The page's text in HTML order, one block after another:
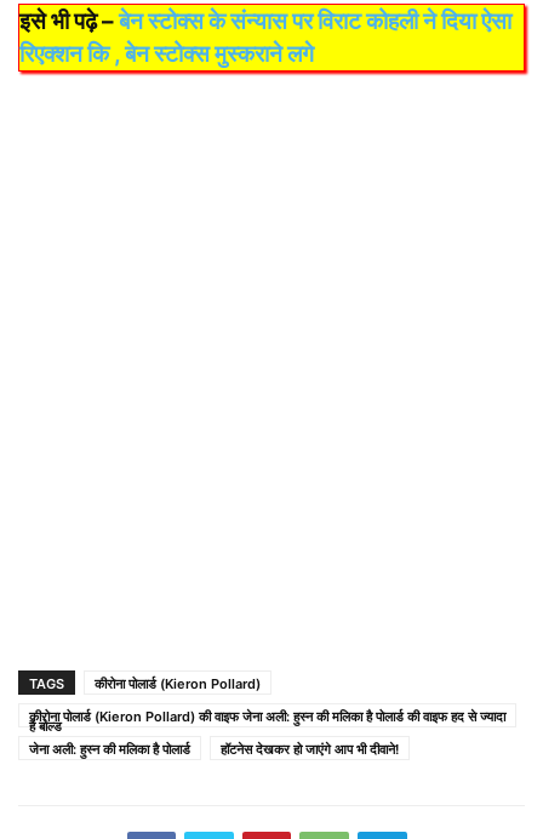
इसे भी पढ़े –बेन स्टोक्स के संन्यास पर विराट कोहली ने दिया ऐसा
रिएक्शन कि , बेन स्टोक्स मुस्कराने लगे
TAGS
कीरोना पोलार्ड (Kieron Pollard)
कीरोना पोलार्ड (Kieron Pollard) की वाइफ जेना अली: हुस्न की मलिका है पोलार्ड की वाइफ हद से ज्यादा
है बोल्ड
जेना अली: हुस्न की मलिका है पोलार्ड
हॉटनेस देखकर हो जाएंगे आप भी दीवाने!